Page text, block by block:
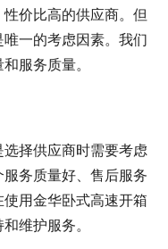
价比高的供应商。但
一的考虑因素。我们
服务质量。
择供应商时需要考虑
务质量好、售后服务
用金华卧式高速开箱
维护服务。